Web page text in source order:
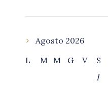
Agosto 2026
L
M M G V S
1